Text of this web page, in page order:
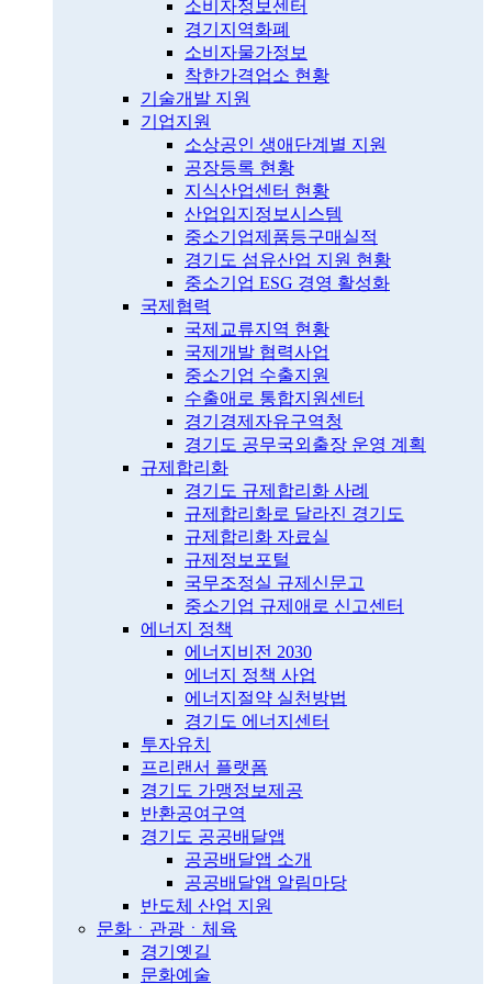
소비자정보센터
경기지역화폐
소비자물가정보
착한가격업소 현황
기술개발 지원
기업지원
소상공인 생애단계별 지원
공장등록 현황
지식산업센터 현황
산업입지정보시스템
중소기업제품등구매실적
경기도 섬유산업 지원 현황
중소기업 ESG 경영 활성화
국제협력
국제교류지역 현황
국제개발 협력사업
중소기업 수출지원
수출애로 통합지원센터
경기경제자유구역청
경기도 공무국외출장 운영 계획
규제합리화
경기도 규제합리화 사례
규제합리화로 달라진 경기도
규제합리화 자료실
규제정보포털
국무조정실 규제신문고
중소기업 규제애로 신고센터
에너지 정책
에너지비전 2030
에너지 정책 사업
에너지절약 실천방법
경기도 에너지센터
투자유치
프리랜서 플랫폼
경기도 가맹정보제공
반환공여구역
경기도 공공배달앱
공공배달앱 소개
공공배달앱 알림마당
반도체 산업 지원
문화ㆍ관광ㆍ체육
경기옛길
문화예술